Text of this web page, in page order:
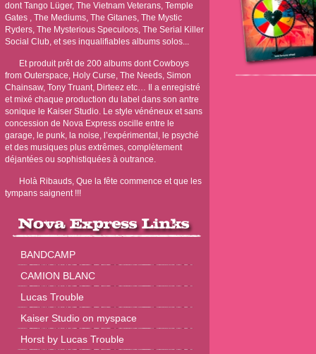
dont Tango Lüger, The Vietnam Veterans, Temple
Gates , The Mediums, The Gitanes, The Mystic
Ryders, The Mysterious Speculoos, The Serial Killer
Social Club, et ses inqualifiables albums solos...
Et produit prêt de 200 albums dont Cowboys
from Outerspace, Holy Curse, The Needs, Simon
Chainsaw, Tony Truant, Dirteez etc… Il a enregistré
et mixé chaque production du label dans son antre
sonique le Kaiser Studio. Le style vénéneux et sans
concession de Nova Express oscille entre le
garage, le punk, la noise, l’expérimental, le psyché
et des musiques plus extrêmes, complètement
déjantées ou sophistiquées à outrance.
Holà Ribauds, Que la fête commence et que les
tympans saignent !!!
BANDCAMP
CAMION BLANC
Lucas Trouble
Kaiser Studio on myspace
Horst by Lucas Trouble